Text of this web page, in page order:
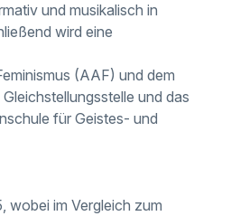
und musikalisch in
wird eine
(AAF) und dem
und das
für Geistes- und
wobei im Vergleich zum